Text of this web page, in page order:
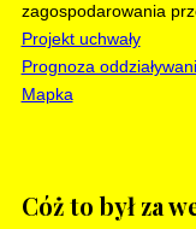
zagospodarowania
Projekt uchwały
Prognoza
Mapka
Cóż to był za